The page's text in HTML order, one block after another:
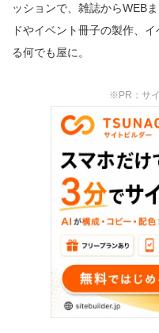
ッションで、雑誌からWEB
ドやイベント冊子の製作、
る何でも屋に。
※PR：サ